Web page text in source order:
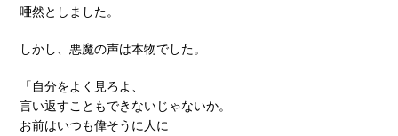
唖然としました。
しかし、悪魔の声は本物でした。
「自分をよく見ろよ、
言い返すこともできないじゃないか。
お前はいつも偉そうに人に